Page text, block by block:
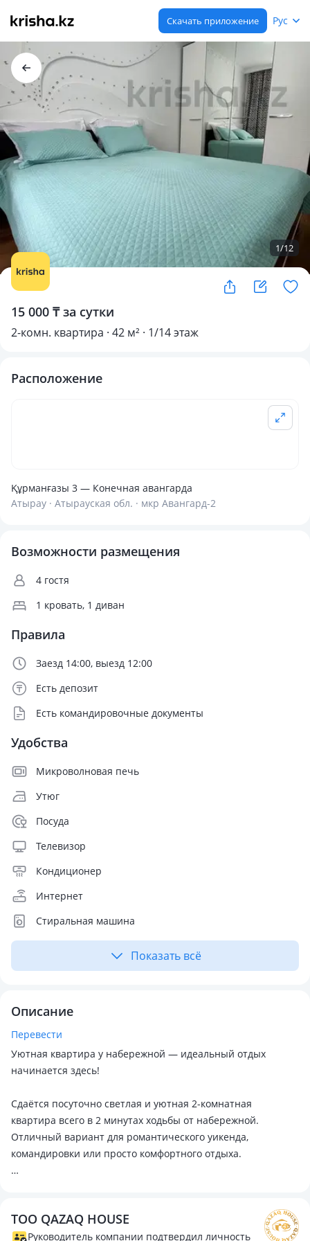
Скачать приложение Рус
1/12
15 000 ₸ за сутки
2-комн. квартира · 42 м² · 1/14 этаж
Расположение
Құрманғазы 3 — Конечная авангарда
Атырау · Атырауская обл. · мкр Авангард-2
Возможности размещения
4 гостя
1 кровать, 1 диван
Правила
Заезд 14:00, выезд 12:00
Есть депозит
Есть командировочные документы
Удобства
Микроволновая печь
Утюг
Посуда
Телевизор
Кондиционер
Интернет
Стиральная машина
Показать всё
Описание
Перевести
Уютная квартира у набережной — идеальный отдых
начинается здесь!
Сдаётся посуточно светлая и уютная 2-комнатная
квартира всего в 2 минутах ходьбы от набережной.
Отличный вариант для романтического уикенда,
командировки или просто комфортного отдыха.
магазины, кафе, прогулочные зоны и главные
достопримечательности.
ТОО QAZAQ HOUSE
Руководитель компании подтвердил личность